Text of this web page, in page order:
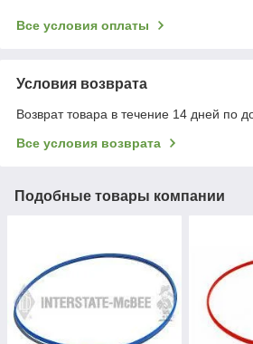
Все условия оплаты
Условия возврата
Возврат товара в течение 14 дней по
Все условия возврата
Подобные товары компании